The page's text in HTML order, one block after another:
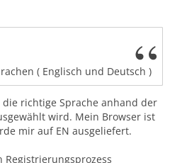
( Englisch und Deutsch )
richtige Sprache anhand der
wird. Mein Browser ist
mir auf EN ausgeliefert.